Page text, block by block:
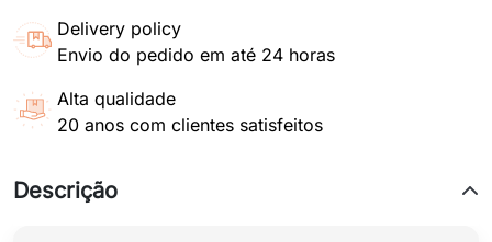
Delivery policy
Envio do pedido em até 24 horas
Alta qualidade
20 anos com clientes satisfeitos
Descrição